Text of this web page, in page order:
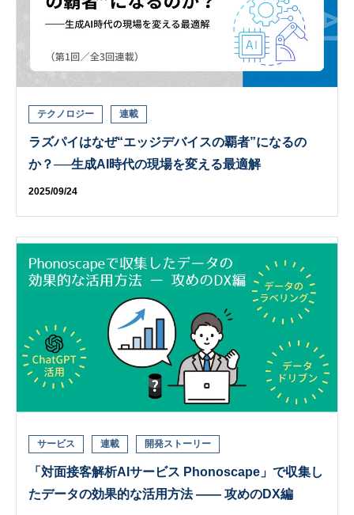
テクノロジー 連載
ラズパイはなぜ“エッジデバイスの覇者”になるの
か？──生成AI時代の現場を変える最適解
2025/09/24
サービス 連載 開発ストーリー
「対面接客解析AIサービス Phonoscape」で収集し
たデータの効果的な活用方法 ―― 攻めのDX編